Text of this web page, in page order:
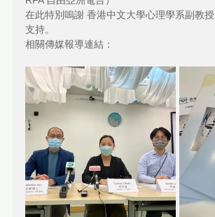
在此特別嗚謝 香港中文大學心理學系副教授
支持。
相關傳媒報導連結：